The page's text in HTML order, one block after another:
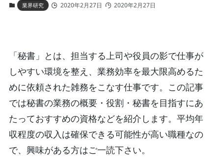
業界研究 2020年2月27日 2020年2月27日
「秘書」とは、担当する上司や役員の影で仕事が
しやすい環境を整え、業務効率を最大限高めるた
めに依頼された雑務をこなす仕事です。この記事
では秘書の業務の概要・役割・秘書を目指すにあ
たっておすすめの資格などを紹介します。平均年
収程度の収入は確保できる可能性が高い職種なの
で、興味がある方はご一読下さい。